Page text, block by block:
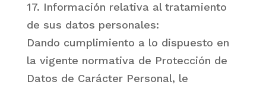
17. Información relativa al tratamiento
de sus datos personales:
Dando cumplimiento a lo dispuesto en
la vigente normativa de Protección de
Datos de Carácter Personal, le